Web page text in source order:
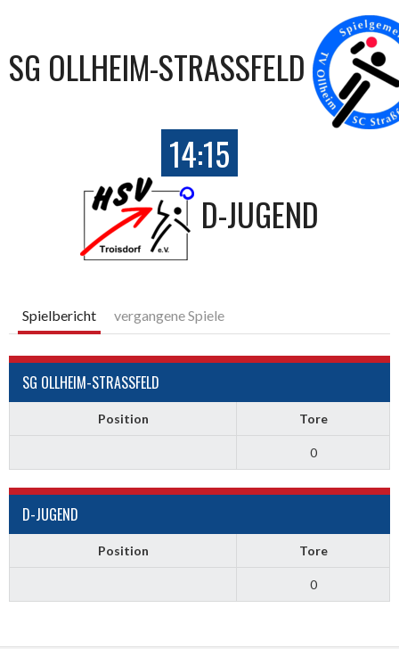
SG OLLHEIM-STRASSFELD
14:15
D-JUGEND
Spielbericht vergangene Spiele
SG OLLHEIM-STRASSFELD
Position Tore
0
D-JUGEND
Position Tore
0